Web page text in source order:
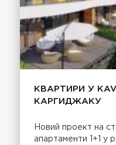
КВАРТИРИ У KAVI
КАРГИДЖАКУ
Новий проект на
апартаменти 1+1 у